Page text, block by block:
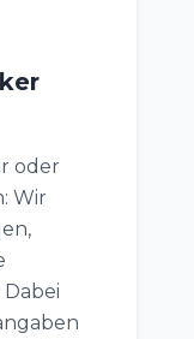
oder
Wir